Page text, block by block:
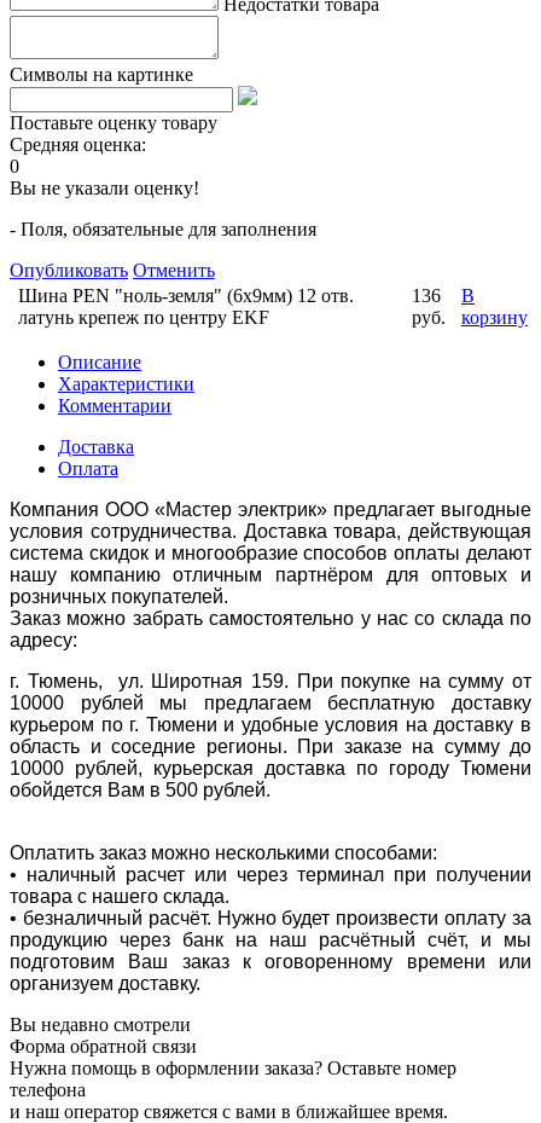
Символы на картинке
Поставьте оценку товару
Средняя оценка:
0
Вы не указали оценку!
- Поля, обязательные для заполнения
Опубликовать Отменить
Шина PEN "ноль-земля" (6x9мм) 12 отв.
латунь крепеж по центру EKF
136
руб.
В
корзину
Описание
Характеристики
Комментарии
Доставка
Оплата
Компания ООО «Мастер электрик» предлагает выгодные
условия сотрудничества. Доставка товара, действующая
система скидок и многообразие способов оплаты делают
нашу компанию отличным партнёром для оптовых и
розничных покупателей.
Заказ можно забрать самостоятельно у нас со склада по
адресу:
г. Тюмень, ул. Широтная 159. При покупке на сумму от
10000 рублей мы предлагаем бесплатную доставку
курьером по г. Тюмени и удобные условия на доставку в
область и соседние регионы. При заказе на сумму до
10000 рублей, курьерская доставка по городу Тюмени
обойдется Вам в 500 рублей.
Оплатить заказ можно несколькими способами:
• наличный расчет или через терминал при получении
товара с нашего склада.
• безналичный расчёт. Нужно будет произвести оплату за
продукцию через банк на наш расчётный счёт, и мы
подготовим Ваш заказ к оговоренному времени или
организуем доставку.
Вы недавно смотрели
Форма обратной связи
Нужна помощь в оформлении заказа? Оставьте номер
телефона
и наш оператор свяжется с вами в ближайшее время.